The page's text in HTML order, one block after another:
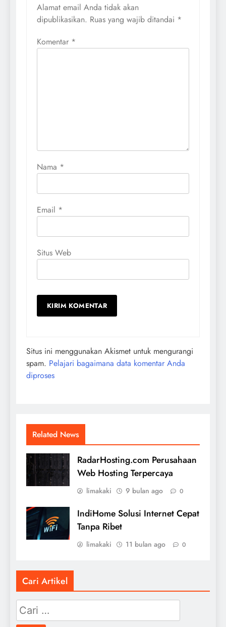
Alamat email Anda tidak akan
dipublikasikan. Ruas yang wajib ditandai *
Komentar *
Nama *
Email *
Situs Web
Situs ini menggunakan Akismet untuk mengurangi
spam. Pelajari bagaimana data komentar Anda
diproses
Related News
RadarHosting.com Perusahaan
Web Hosting Terpercaya
limakaki 9 bulan ago 0
IndiHome Solusi Internet Cepat
Tanpa Ribet
limakaki 11 bulan ago 0
Cari Artikel
Cari
untuk: